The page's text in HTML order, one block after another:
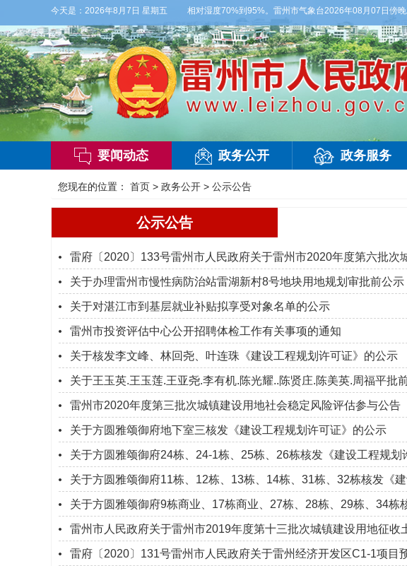
今天是： 2026年8月7日 星期五
部有雷阵雨，偏西风2-3级，气温26到35度，相对湿度70%到95%。雷州市气象台2026年08月07日傍晚
要闻动态 政务公开 政务服务
您现在的位置： 首页 > 政务公开 > 公示公告
公示公告
雷府〔2020〕133号雷州市人民政府关于雷州市2020年度第六批次
关于办理雷州市慢性病防治站雷湖新村8号地块用地规划审批前公
关于对湛江市到基层就业补贴拟享受对象名单的公示
雷州市投资评估中心公开招聘体检工作有关事项的通知
关于核发李文峰、林回尧、叶连珠《建设工程规划许可证》的公示
关于王玉英.王玉莲.王亚尧.李有机.陈光耀..陈贤庄.陈美英.周福平批
雷州市2020年度第三批次城镇建设用地社会稳定风险评估参与公告
关于方圆雅颂御府地下室三核发《建设工程规划许可证》的公示
关于方圆雅颂御府24栋、24-1栋、25栋、26栋核发《建设工程规划
关于方圆雅颂御府11栋、12栋、13栋、14栋、31栋、32栋核发《
关于方圆雅颂御府9栋商业、17栋商业、27栋、28栋、29栋、34栋
雷州市人民政府关于雷州市2019年度第十三批次城镇建设用地征收
雷府〔2020〕131号雷州市人民政府关于雷州经济开发区C1-1项目